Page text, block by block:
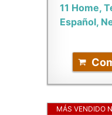
11 Home,
Español,
MÁS VENDIDO